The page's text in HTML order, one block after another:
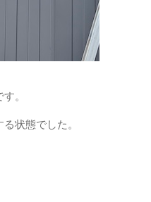
。
状態でした。